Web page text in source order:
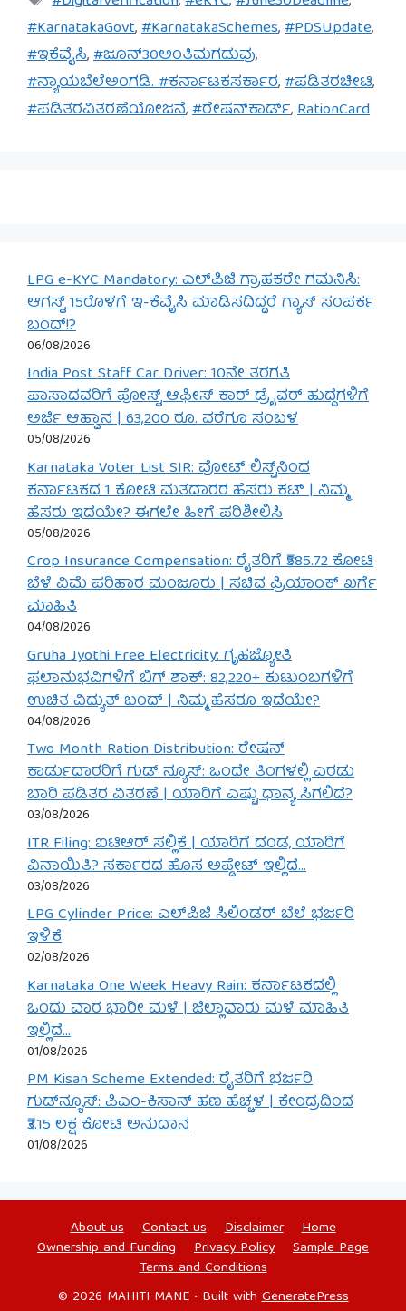
#KarnatakaGovt,#KarnatakaSchemes,#PDSUpdate,
#ಇಕೆವೈಸಿ,#ಜೂನ್30ಅಂತಿಮಗಡುವು,
#ನ್ಯಾಯಬೆಲೆಅಂಗಡಿ. #ಕರ್ನಾಟಕಸರ್ಕಾರ,#ಪಡಿತರಚೀಟಿ,
#ಪಡಿತರವಿತರಣೆಯೋಜನೆ,#ರೇಷನ್‌ಕಾರ್ಡ್,RationCard
LPG e-KYC Mandatory: ಎಲ್‌ಪಿಜಿ ಗ್ರಾಹಕರೇ ಗಮನಿಸಿ:
ಆಗಸ್ಟ್ 15ರೊಳಗೆ ಇ-ಕೆವೈಸಿ ಮಾಡಿಸದಿದ್ದರೆ ಗ್ಯಾಸ್ ಸಂಪರ್ಕ
ಬಂದ್!?
06/08/2026
India Post Staff Car Driver: 10ನೇ ತರಗತಿ
ಪಾಸಾದವರಿಗೆ ಪೋಸ್ಟ್ ಆಫೀಸ್ ಕಾರ್ ಡ್ರೈವರ್ ಹುದ್ದೆಗಳಿಗೆ
ಅರ್ಜಿ ಆಹ್ವಾನ | 63,200 ರೂ. ವರೆಗೂ ಸಂಬಳ
05/08/2026
Karnataka Voter List SIR: ವೋಟ್ ಲಿಸ್ಟ್‌ನಿಂದ
ಕರ್ನಾಟಕದ 1 ಕೋಟಿ ಮತದಾರರ ಹೆಸರು ಕಟ್ | ನಿಮ್ಮ
ಹೆಸರು ಇದೆಯೇ? ಈಗಲೇ ಹೀಗೆ ಪರಿಶೀಲಿಸಿ
05/08/2026
Crop Insurance Compensation: ರೈತರಿಗೆ ₹585.72 ಕೋಟಿ
ಬೆಳೆ ವಿಮೆ ಪರಿಹಾರ ಮಂಜೂರು | ಸಚಿವ ಪ್ರಿಯಾಂಕ್ ಖರ್ಗೆ
ಮಾಹಿತಿ
04/08/2026
Gruha Jyothi Free Electricity: ಗೃಹಜ್ಯೋತಿ
ಫಲಾನುಭವಿಗಳಿಗೆ ಬಿಗ್ ಶಾಕ್: 82,220+ ಕುಟುಂಬಗಳಿಗೆ
ಉಚಿತ ವಿದ್ಯುತ್ ಬಂದ್ | ನಿಮ್ಮ ಹೆಸರೂ ಇದೆಯೇ?
04/08/2026
Two Month Ration Distribution: ರೇಷನ್
ಕಾರ್ಡುದಾರರಿಗೆ ಗುಡ್ ನ್ಯೂಸ್: ಒಂದೇ ತಿಂಗಳಲ್ಲಿ ಎರಡು
ಬಾರಿ ಪಡಿತರ ವಿತರಣೆ | ಯಾರಿಗೆ ಎಷ್ಟು ಧಾನ್ಯ ಸಿಗಲಿದೆ?
03/08/2026
ITR Filing: ಐಟಿಆರ್ ಸಲ್ಲಿಕೆ | ಯಾರಿಗೆ ದಂಡ, ಯಾರಿಗೆ
ವಿನಾಯಿತಿ? ಸರ್ಕಾರದ ಹೊಸ ಅಪ್ಡೇಟ್ ಇಲ್ಲಿದೆ…
03/08/2026
LPG Cylinder Price: ಎಲ್‌ಪಿಜಿ ಸಿಲಿಂಡರ್ ಬೆಲೆ ಭರ್ಜರಿ
ಇಳಿಕೆ
02/08/2026
Karnataka One Week Heavy Rain: ಕರ್ನಾಟಕದಲ್ಲಿ
ಒಂದು ವಾರ ಭಾರೀ ಮಳೆ | ಜಿಲ್ಲಾವಾರು ಮಳೆ ಮಾಹಿತಿ
ಇಲ್ಲಿದೆ…
01/08/2026
PM Kisan Scheme Extended: ರೈತರಿಗೆ ಭರ್ಜರಿ
ಗುಡ್‌ನ್ಯೂಸ್: ಪಿಎಂ-ಕಿಸಾನ್ ಹಣ ಹೆಚ್ಚಳ | ಕೇಂದ್ರದಿಂದ
₹3.15 ಲಕ್ಷ ಕೋಟಿ ಅನುದಾನ
01/08/2026
About us Contact us Disclaimer
Home
Ownership and Funding
Privacy Policy
Sample Page
Terms and Conditions
© 2026 MAHITI MANE• Built withGeneratePress